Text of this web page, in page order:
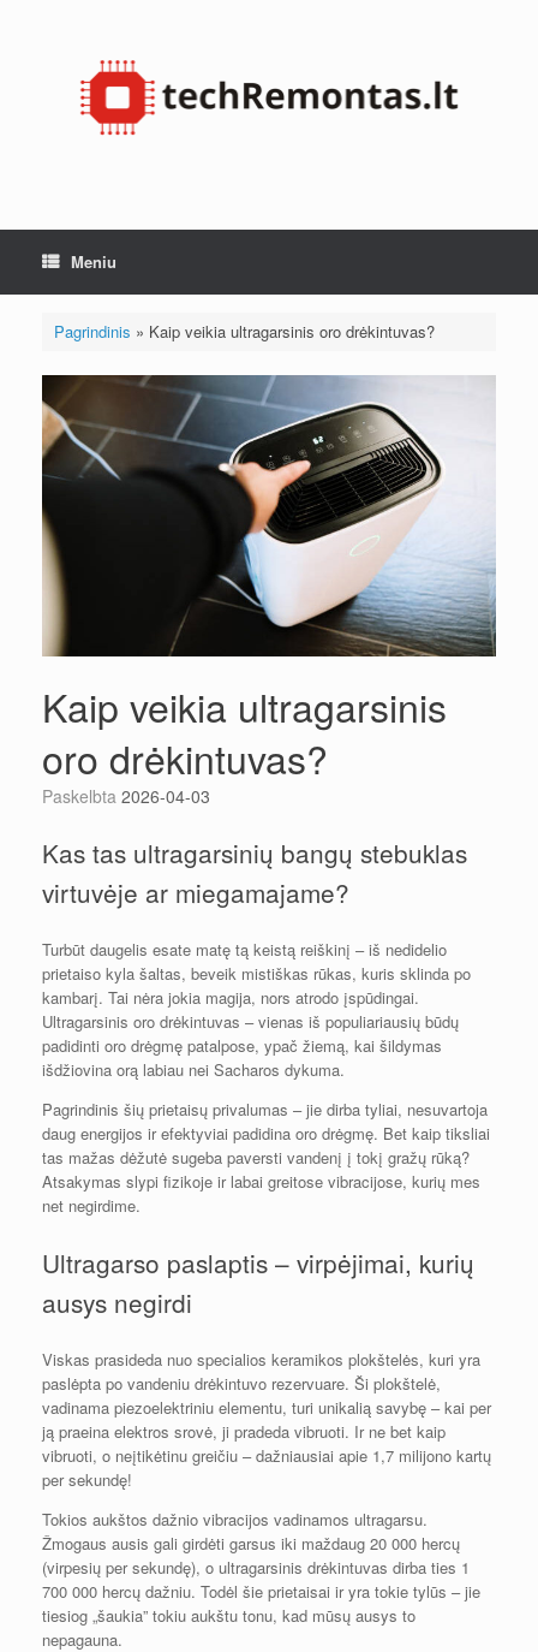
Meniu
Pagrindinis » Kaip veikia ultragarsinis oro drėkintuvas?
Kaip veikia ultragarsinis
oro drėkintuvas?
Paskelbta 2026-04-03
Kas tas ultragarsinių bangų stebuklas
virtuvėje ar miegamajame?
Turbūt daugelis esate matę tą keistą reiškinį – iš nedidelio
prietaiso kyla šaltas, beveik mistiškas rūkas, kuris sklinda po
kambarį. Tai nėra jokia magija, nors atrodo įspūdingai.
Ultragarsinis oro drėkintuvas – vienas iš populiariausių būdų
padidinti oro drėgmę patalpose, ypač žiemą, kai šildymas
išdžiovina orą labiau nei Sacharos dykuma.
Pagrindinis šių prietaisų privalumas – jie dirba tyliai, nesuvartoja
daug energijos ir efektyviai padidina oro drėgmę. Bet kaip tiksliai
tas mažas dėžutė sugeba paversti vandenį į tokį gražų rūką?
Atsakymas slypi fizikoje ir labai greitose vibracijose, kurių mes
net negirdime.
Ultragarso paslaptis – virpėjimai, kurių
ausys negirdi
Viskas prasideda nuo specialios keramikos plokštelės, kuri yra
paslėpta po vandeniu drėkintuvo rezervuare. Ši plokštelė,
vadinama piezoelektriniu elementu, turi unikalią savybę – kai per
ją praeina elektros srovė, ji pradeda vibruoti. Ir ne bet kaip
vibruoti, o neįtikėtinu greičiu – dažniausiai apie 1,7 milijono kartų
per sekundę!
Tokios aukštos dažnio vibracijos vadinamos ultragarsu.
Žmogaus ausis gali girdėti garsus iki maždaug 20 000 hercų
(virpesių per sekundę), o ultragarsinis drėkintuvas dirba ties 1
700 000 hercų dažniu. Todėl šie prietaisai ir yra tokie tylūs – jie
tiesiog „šaukia” tokiu aukštu tonu, kad mūsų ausys to
nepagauna.